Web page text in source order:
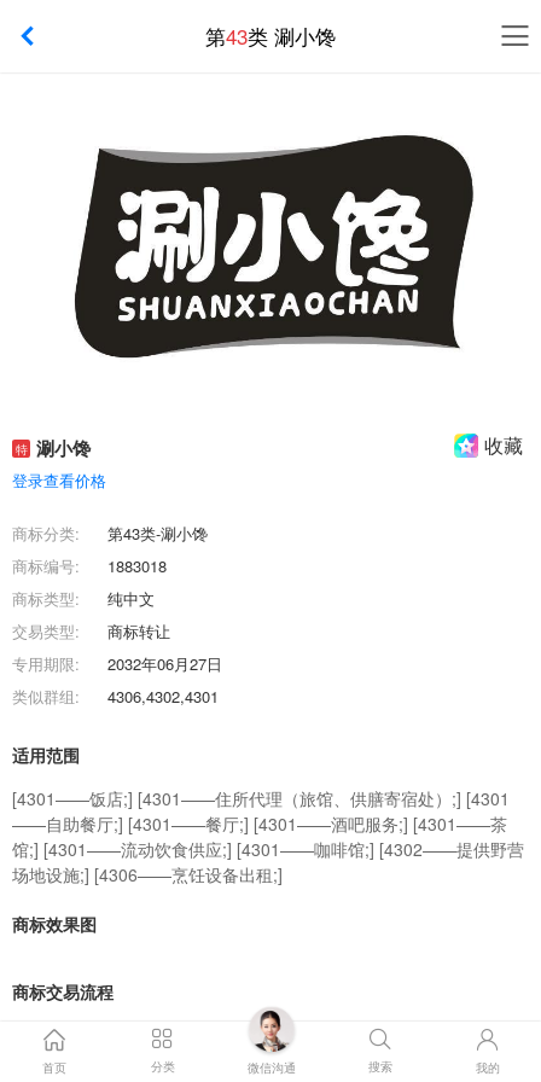
第43类 涮小馋
特 涮小馋 收藏
登录查看价格
商标分类:
第43类-涮小馋
商标编号:
1883018
商标类型:
纯中文
交易类型:
商标转让
专用期限:
2032年06月27日
类似群组:
4306,4302,4301
适用范围
[4301——饭店;] [4301——住所代理（旅馆、供膳寄宿处）;] [4301
——自助餐厅;] [4301——餐厅;] [4301——酒吧服务;] [4301——茶
馆;] [4301——流动饮食供应;] [4301——咖啡馆;] [4302——提供野营
场地设施;] [4306——烹饪设备出租;]
商标效果图
商标交易流程
首页 分类 微信沟通 搜索 我的